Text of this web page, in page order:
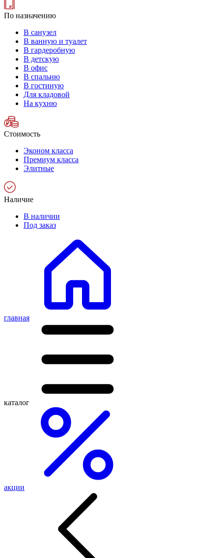
По назначению
В санузел
В ванную и туалет
В гардеробную
В детскую
В офис
В спальню
В гостиную
Для кладовой
На кухню
Стоимость
Эконом класса
Премиум класса
Элитные
Наличие
В наличии
Под заказ
главная
каталог
акции